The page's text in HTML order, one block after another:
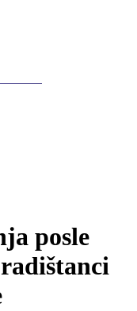
posle